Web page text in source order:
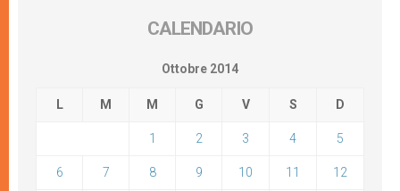
CALENDARIO
Ottobre 2014
L M M G V S D
1 2 3 4 5
6 7 8 9 10 11 12